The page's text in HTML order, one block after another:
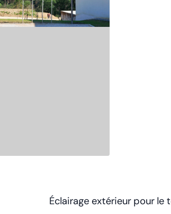
Éclairage extérieur pour le